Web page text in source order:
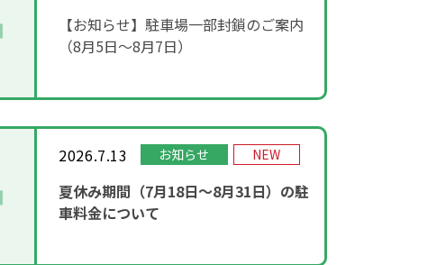
【お知らせ】駐車場一部封鎖のご案内
（8月5日〜8月7日）
2026.7.13 お知らせ NEW
夏休み期間（7月18日～8月31日）の駐
車料金について